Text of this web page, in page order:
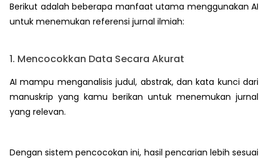
Berikut adalah beberapa manfaat utama menggunakan AI
untuk menemukan referensi jurnal ilmiah:
1. Mencocokkan Data Secara Akurat
AI mampu menganalisis judul, abstrak, dan kata kunci dari
manuskrip yang kamu berikan untuk menemukan jurnal
yang relevan.
Dengan sistem pencocokan ini, hasil pencarian lebih sesuai